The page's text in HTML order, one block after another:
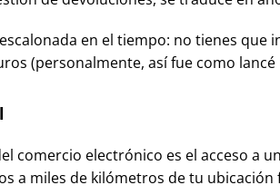
en el tiempo: no tienes
(personalmente, así fue como
comercio electrónico es el acceso a
a miles de kilómetros de tu